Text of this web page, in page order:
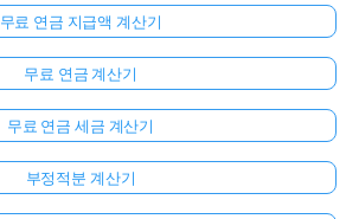
무료 연금 지급액 계산기
무료 연금 계산기
무료 연금 세금 계산기
부정적분 계산기